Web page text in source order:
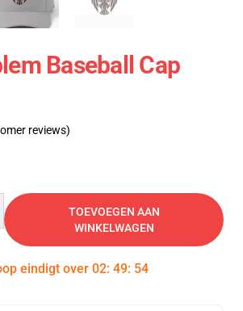
Baseball Cap
reviews)
TOEVOEGEN AAN
WINKELWAGEN
eindigt over 02: 49: 54